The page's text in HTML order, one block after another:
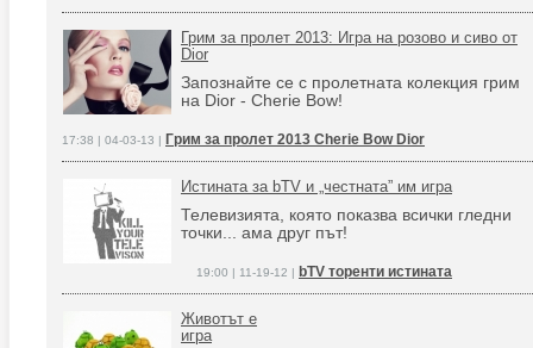
Грим за пролет 2013: Игра на розово и сиво от
Dior
Запознайте се с пролетната колекция грим
на Dior - Cherie Bow!
17:38 | 04-03-13 | Грим за пролет 2013 Cherie Bow Dior
Истината за bTV и „честната” им игра
Телевизията, която показва всички гледни
точки... ама друг път!
19:00 | 11-19-12 | bTV торенти истината
Животът е
игра